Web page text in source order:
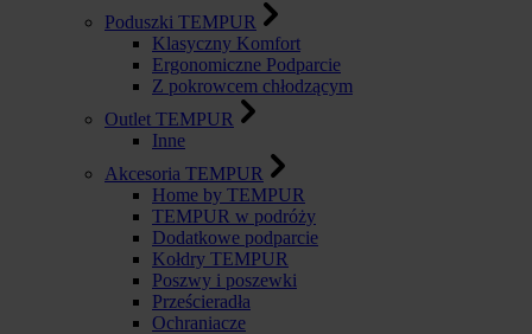
Poduszki TEMPUR
Klasyczny Komfort
Ergonomiczne Podparcie
Z pokrowcem chłodzącym
Outlet TEMPUR
Inne
Akcesoria TEMPUR
Home by TEMPUR
TEMPUR w podróży
Dodatkowe podparcie
Kołdry TEMPUR
Poszwy i poszewki
Prześcieradła
Ochraniacze